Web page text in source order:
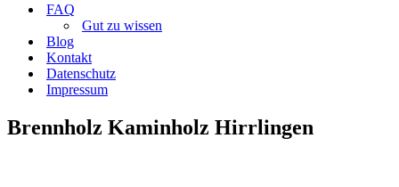
FAQ
Gut zu wissen
Blog
Kontakt
Datenschutz
Impressum
Brennholz Kaminholz Hirrlingen